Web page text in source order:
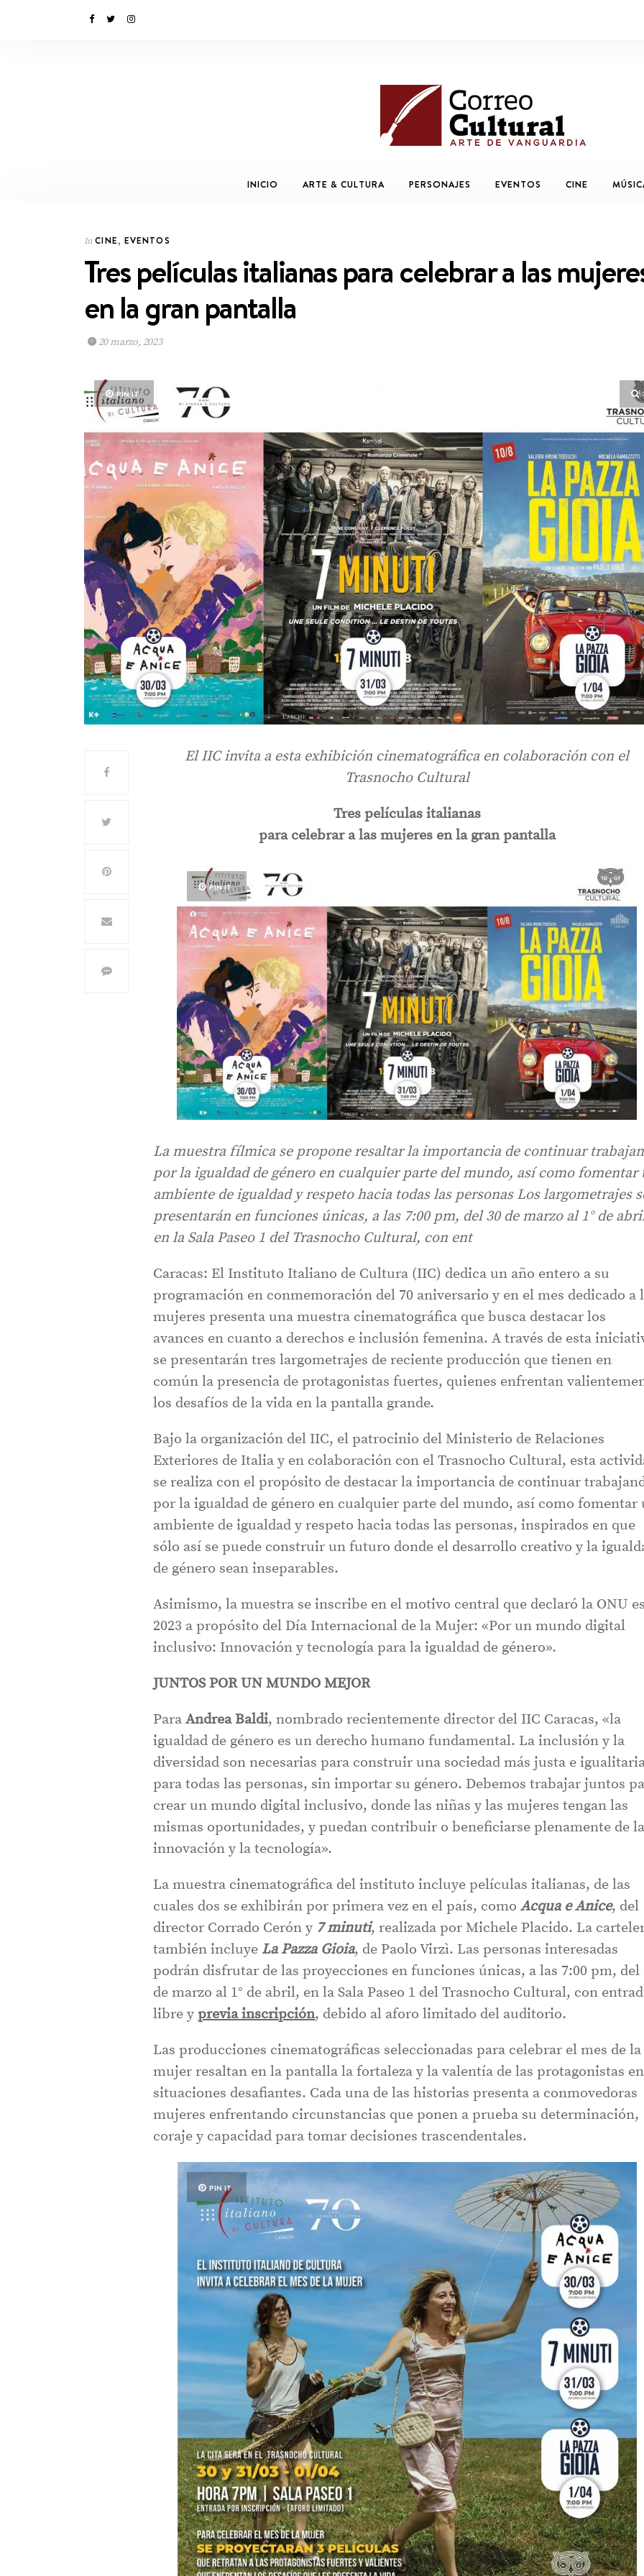
INICIO ARTE & CULTURA PERSONAJES EVENTOS CINE
In CINE,EVENTOS
Tres películas italianas para celebrar a las
en la gran pantalla
20 marzo, 2023
PIN IT
El IIC invita a esta exhibición cinematográfica en colaboración con el
Trasnocho Cultural
Tres películas italianas
para celebrar a las mujeres en la gran pantalla
PIN IT
La muestra fílmica se propone resaltar la importancia de continuar
por la igualdad de género en cualquier parte del mundo, así como fomentar
ambiente de igualdad y respeto hacia todas las personas Los largometrajes
presentarán en funciones únicas, a las 7:00 pm, del 30 de marzo al 1° de
en la Sala Paseo 1 del Trasnocho Cultural, con ent
Caracas: El Instituto Italiano de Cultura (IIC) dedica un año entero a su
programación en conmemoración del 70 aniversario y en el mes dedicado a
mujeres presenta una muestra cinematográfica que busca destacar los
avances en cuanto a derechos e inclusión femenina. A través de esta
se presentarán tres largometrajes de reciente producción que tienen en
común la presencia de protagonistas fuertes, quienes enfrentan
los desafíos de la vida en la pantalla grande.
Bajo la organización del IIC, el patrocinio del Ministerio de Relaciones
Exteriores de Italia y en colaboración con el Trasnocho Cultural, esta
se realiza con el propósito de destacar la importancia de continuar
por la igualdad de género en cualquier parte del mundo, así como fomentar
ambiente de igualdad y respeto hacia todas las personas, inspirados en que
sólo así se puede construir un futuro donde el desarrollo creativo y la
de género sean inseparables.
Asimismo, la muestra se inscribe en el motivo central que declaró la ONU
2023 a propósito del Día Internacional de la Mujer: «Por un mundo digital
inclusivo: Innovación y tecnología para la igualdad de género».
JUNTOS POR UN MUNDO MEJOR
ParaAndrea Baldi, nombrado recientemente director del IIC Caracas, «la
igualdad de género es un derecho humano fundamental. La inclusión y la
diversidad son necesarias para construir una sociedad más justa e
para todas las personas, sin importar su género. Debemos trabajar juntos
crear un mundo digital inclusivo, donde las niñas y las mujeres tengan las
mismas oportunidades, y puedan contribuir o beneficiarse plenamente de la
innovación y la tecnología».
La muestra cinematográfica del instituto incluye películas italianas, de las
cuales dos se exhibirán por primera vez en el país, comoAcqua e Anice, del
director Corrado Cerón y 7 minuti, realizada por Michele Placido. La
también incluye La Pazza Gioia, de Paolo Virzì. Las personas interesadas
podrán disfrutar de las proyecciones en funciones únicas, a las 7:00 pm, del
de marzo al 1° de abril, en la Sala Paseo 1 del Trasnocho Cultural, con
libre yprevia inscripción, debido al aforo limitado del auditorio.
Las producciones cinematográficas seleccionadas para celebrar el mes de la
mujer resaltan en la pantalla la fortaleza y la valentía de las protagonistas en
situaciones desafiantes. Cada una de las historias presenta a conmovedoras
mujeres enfrentando circunstancias que ponen a prueba su determinación,
coraje y capacidad para tomar decisiones trascendentales.
PIN IT